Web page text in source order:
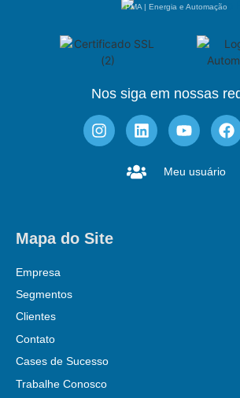
PMA | Energia e Automação
Nos siga em nossas
Meu usuário
Mapa do Site
Empresa
Segmentos
Clientes
Contato
Cases de Sucesso
Trabalhe Conosco